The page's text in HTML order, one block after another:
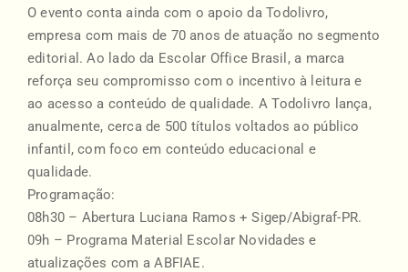
O evento conta ainda com o apoio da Todolivro,
empresa com mais de 70 anos de atuação no segmento
editorial. Ao lado da Escolar Office Brasil, a marca
reforça seu compromisso com o incentivo à leitura e
ao acesso a conteúdo de qualidade. A Todolivro lança,
anualmente, cerca de 500 títulos voltados ao público
infantil, com foco em conteúdo educacional e
qualidade.
Programação:
08h30 – Abertura Luciana Ramos + Sigep/Abigraf-PR.
09h – Programa Material Escolar Novidades e
atualizações com a ABFIAE.